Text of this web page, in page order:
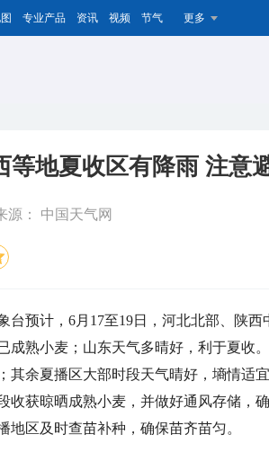
专业产品 资讯 视频 节气 更多
等地夏收区有降雨 注意
源： 中国天气网
台预计，6月17至19日，河北北部、陕
成熟小麦；山东天气多晴好，利于夏收
其余夏播区大部时段天气晴好，墒情适
收获晾晒成熟小麦，并做好通风存储，
地区及时查苗补种，确保苗齐苗匀。